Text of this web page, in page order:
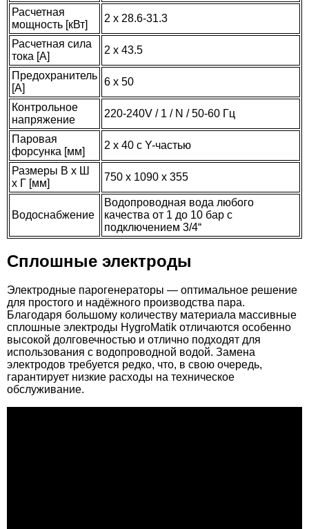
79.784
Курна мраморная КМ04
Курна мраморная КМ05
14.955
Кран для турецкой бани (хамам) Talc 04
состаренный 1/2",
15.730
Кран для турецкой бани (хамам) Talc 05 хром
1/2"
220.222
Дверь для хамам Tylo 60G NEW 10x21
алюминий, стекло прозрачное, петли справа
193.102
Дверь для хамам Tylo 60G NEW 9x19 (стекло
бронза, петли справа)
1.175
Панель Ruspanel RPG Basic 6, 1250х600х6
мм. двухсторонняя
4.310
Панель Ruspanel RPG REAL 20, 2500х600х20
мм. двухсторонняя, поперечный пропил
115.984
Светильник пушка мраморный Talc МС13
Светильник пушка мраморный Talc МС12
Расчетная
мощность [кВт]
2 x 28.6-31.3
Расчетная сила
тока [A]
2 x 43.5
Предохранитель
[A]
6 x 50
Контрольное
напряжение
220-240V / 1 / N / 50-60 Гц
Паровая
форсунка [мм]
2 x 40 c Y-частью
Размеры В x Ш
x Г [мм]
750 x 1090 x 355
Водоснабжение
Водопроводная вода любого
качества от 1 до 10 бар с
подключением 3/4“
Сплошные электроды
Электродные парогенераторы — оптимальное решение
для простого и надёжного производства пара.
Благодаря большому количеству материала массивные
сплошные электроды HygroMatik отличаются особенно
высокой долговечностью и отлично подходят для
использования с водопроводной водой. Замена
электродов требуется редко, что, в свою очередь,
гарантирует низкие расходы на техническое
обслуживание.